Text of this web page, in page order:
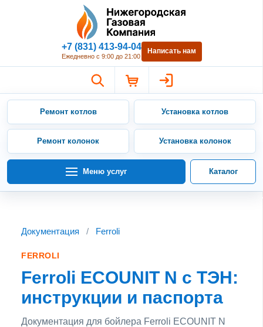
Нижегородская Газовая
+7 (831) 413-94-04
Ежедневно с 9:00 до 21:00
Написать нам
Ремонт котлов Установка котлов
Ремонт колонок Установка колонок
Меню услуг Каталог
Документация / Ferroli
FERROLI
Ferroli ECOUNIT N с ТЭН:
инструкции и паспорта
Документация для бойлера Ferroli ECOUNIT N